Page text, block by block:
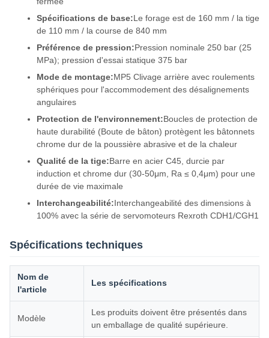
Spécifications de base:Le forage est de 160 mm / la tige
de 110 mm / la course de 840 mm
Préférence de pression:Pression nominale 250 bar (25
MPa); pression d'essai statique 375 bar
Mode de montage:MP5 Clivage arrière avec roulements
sphériques pour l'accommodement des désalignements
angulaires
Protection de l'environnement:Boucles de protection de
haute durabilité (Boute de bâton) protègent les bâtonnets
chrome dur de la poussière abrasive et de la chaleur
Qualité de la tige:Barre en acier C45, durcie par
induction et chrome dur (30-50μm, Ra ≤ 0,4μm) pour une
durée de vie maximale
Interchangeabilité:Interchangeabilité des dimensions à
100% avec la série de servomoteurs Rexroth CDH1/CGH1
Spécifications techniques
Nom de
l'article
Les spécifications
Modèle
Les produits doivent être présentés dans
un emballage de qualité supérieure.